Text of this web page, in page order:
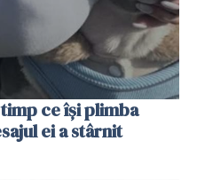
ce își plimba
ei a stârnit